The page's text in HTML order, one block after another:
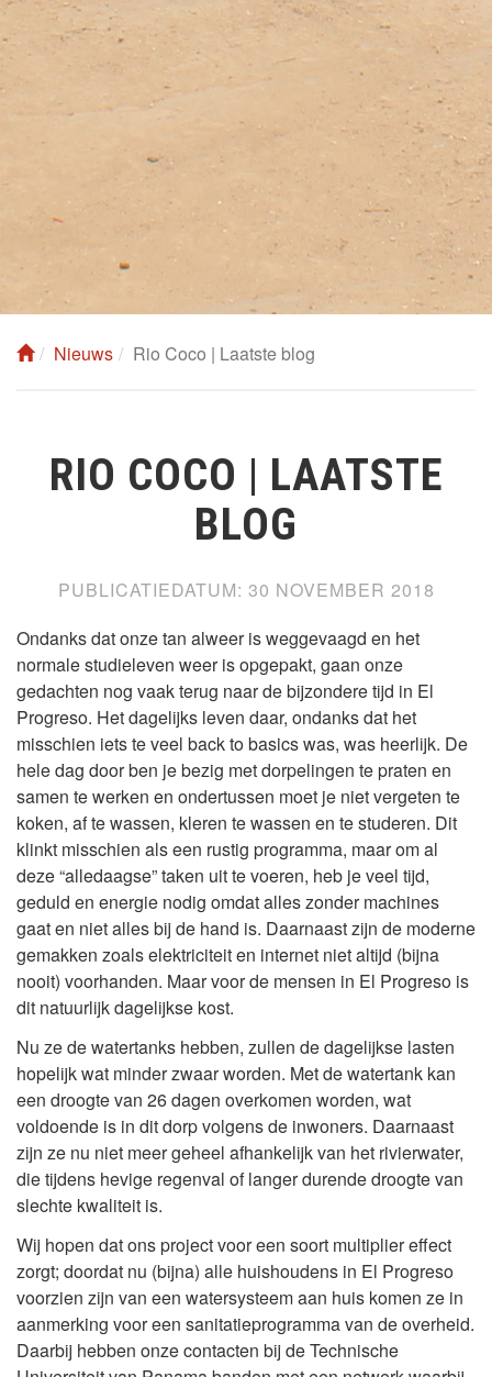
Nieuws Rio Coco | Laatste blog
RIO COCO | LAATSTE
BLOG
PUBLICATIEDATUM: 30 NOVEMBER 2018
Ondanks dat onze tan alweer is weggevaagd en het
normale studieleven weer is opgepakt, gaan onze
gedachten nog vaak terug naar de bijzondere tijd in El
Progreso. Het dagelijks leven daar, ondanks dat het
misschien iets te veel back to basics was, was heerlijk. De
hele dag door ben je bezig met dorpelingen te praten en
samen te werken en ondertussen moet je niet vergeten te
koken, af te wassen, kleren te wassen en te studeren. Dit
klinkt misschien als een rustig programma, maar om al
deze “alledaagse” taken uit te voeren, heb je veel tijd,
geduld en energie nodig omdat alles zonder machines
gaat en niet alles bij de hand is. Daarnaast zijn de moderne
gemakken zoals elektriciteit en internet niet altijd (bijna
nooit) voorhanden. Maar voor de mensen in El Progreso is
dit natuurlijk dagelijkse kost.
Nu ze de watertanks hebben, zullen de dagelijkse lasten
hopelijk wat minder zwaar worden. Met de watertank kan
een droogte van 26 dagen overkomen worden, wat
voldoende is in dit dorp volgens de inwoners. Daarnaast
zijn ze nu niet meer geheel afhankelijk van het rivierwater,
die tijdens hevige regenval of langer durende droogte van
slechte kwaliteit is.
Wij hopen dat ons project voor een soort multiplier effect
zorgt; doordat nu (bijna) alle huishoudens in El Progreso
voorzien zijn van een watersysteem aan huis komen ze in
aanmerking voor een sanitatieprogramma van de overheid.
Daarbij hebben onze contacten bij de Technische